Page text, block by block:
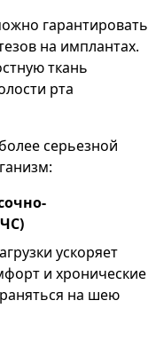
гарантировать
на имплантах.
ткань
рта
серьезной
ускоряет
и хронические
на шею